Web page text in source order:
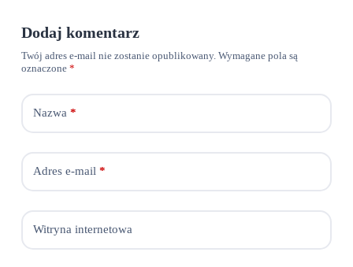
Dodaj komentarz
Twój adres e-mail nie zostanie opublikowany. Wymagane pola są
oznaczone *
Nazwa*
Adres e-mail*
Witryna internetowa